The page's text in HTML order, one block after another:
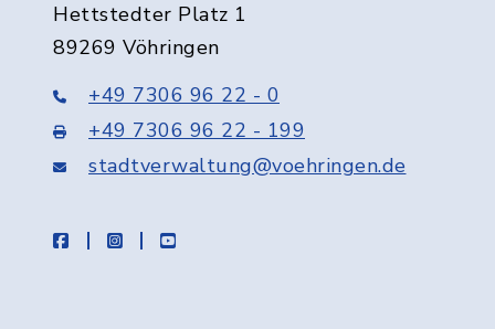
Hettstedter Platz 1
89269 Vöhringen
+49 7306 96 22 - 0
+49 7306 96 22 - 199
stadtverwaltung@voehringen.de
facebookinstagramyoutube